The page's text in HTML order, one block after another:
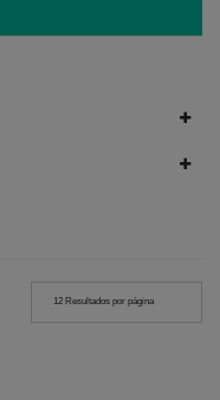
12 Resultados por página